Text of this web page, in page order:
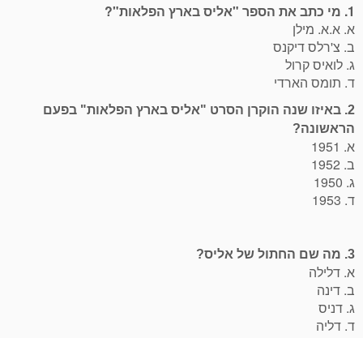
1. מי כתב את הספר "אליס בארץ הפלאות"?
א. א.א. מילן
ב. צ'רלס דיקנס
ג. לואיס קרול
ד. תומס הארדי
2. באיזו שנה הוקרן הסרט "אליס בארץ הפלאות" בפעם
הראשונה?
א. 1951
ב. 1952
ג. 1950
ד. 1953
3. מה שם החתול של אליס?
א. דלילה
ב. דינה
ג. דניס
ד. דליה